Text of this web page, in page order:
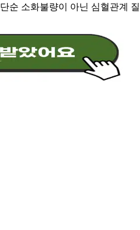
순 소화불량이 아닌 심혈관계